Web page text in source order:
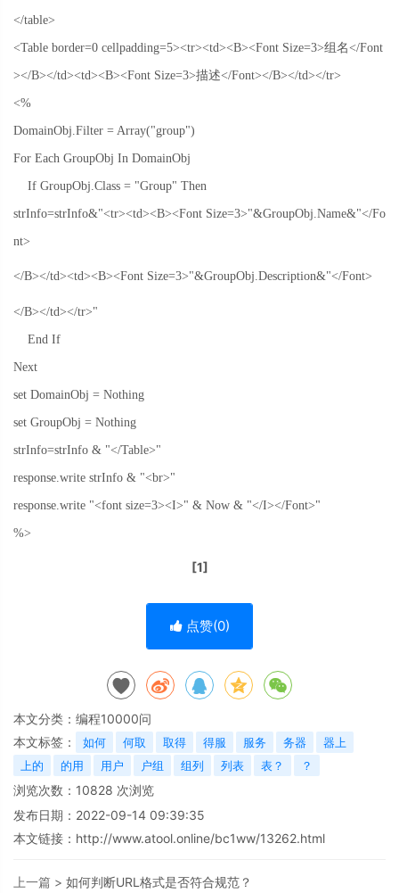
</table>
<Table border=0 cellpadding=5><tr><td><B><Font Size=3>组名</Font
></B></td><td><B><Font Size=3>描述</Font></B></td></tr>
<%
DomainObj.Filter = Array("group")
For Each GroupObj In DomainObj
If GroupObj.Class = "Group" Then
strInfo=strInfo&"<tr><td><B><Font Size=3>"&GroupObj.Name&"</Fo
nt>
</B></td><td><B><Font Size=3>"&GroupObj.Description&"</Font>
</B></td></tr>"
End If
Next
set DomainObj = Nothing
set GroupObj = Nothing
strInfo=strInfo & "</Table>"
response.write strInfo & "<br>"
response.write "<font size=3><I>" & Now & "</I></Font>"
%>
[1]
点赞(0)
本文分类： 编程10000问
本文标签：
如何 何取 取得 得服 服务 务器
器上
上的
的用 用户 户组 组列 列表 表？ ？
浏览次数： 10828 次浏览
发布日期：2022-09-14 09:39:35
本文链接： http://www.atool.online/bc1ww/13262.html
上一篇 > 如何判断URL格式是否符合规范？